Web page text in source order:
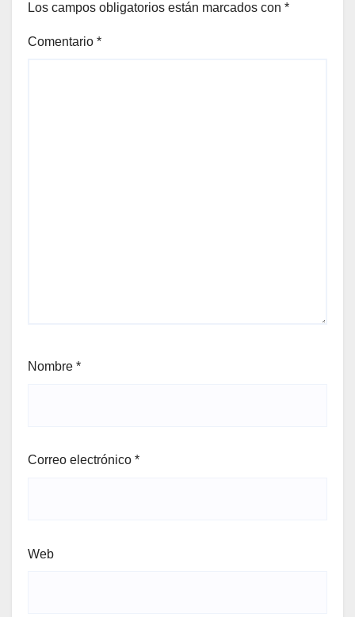
Los campos obligatorios están marcados con *
Comentario *
Nombre *
Correo electrónico *
Web